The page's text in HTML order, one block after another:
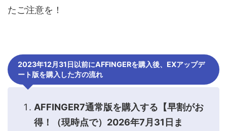
たご注意を！
2023年12月31日以前にAFFINGERを購入後、EXアップデ
ート版を購入した方の流れ
AFFINGER7通常版を購入する【早割がお
得！（現時点で）2026年7月31日ま